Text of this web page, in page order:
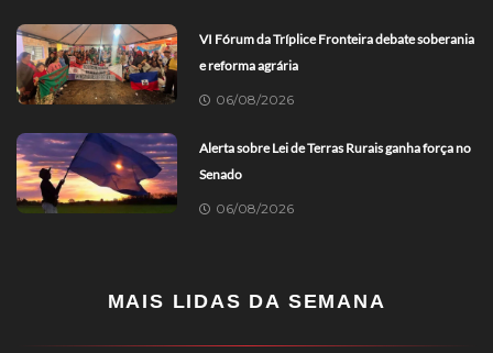
VI Fórum da Tríplice Fronteira debate soberania
e reforma agrária
06/08/2026
Alerta sobre Lei de Terras Rurais ganha força no
Senado
06/08/2026
MAIS LIDAS DA SEMANA